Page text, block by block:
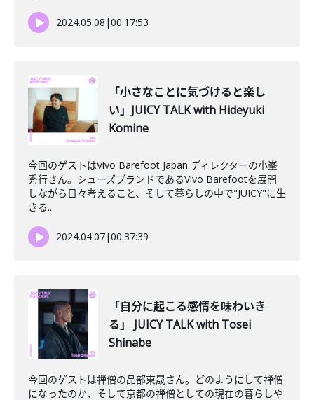
2024.05.08 |00:17:53
「小さなことに気づけると楽し
い」JUICY TALK with Hideyuki
Komine
今回のゲストはVivo Barefoot Japan ディレクターの小峯
秀行さん。シューズブランドであるVivo Barefootを展開
しながら日々考えること、そして暮らしの中で"JUICY"に生
きる...
2024.04.07|00:37:39
「自分に起こる感情を味わいき
る」 JUICY TALK with Tosei
Shinabe
今回のゲストは禅僧の品部東晟さん。どのようにして禅僧
になったのか、そして京都の禅僧としての現在の暮らしや